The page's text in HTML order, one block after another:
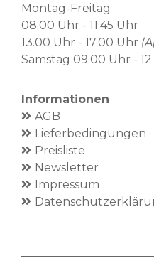
Montag-Freitag
08.00 Uhr - 11.45 Uhr
13.00 Uhr - 17.00 Uhr
Samstag 09.00 Uhr -
Informationen
AGB
Lieferbedingungen
Preisliste
Newsletter
Impressum